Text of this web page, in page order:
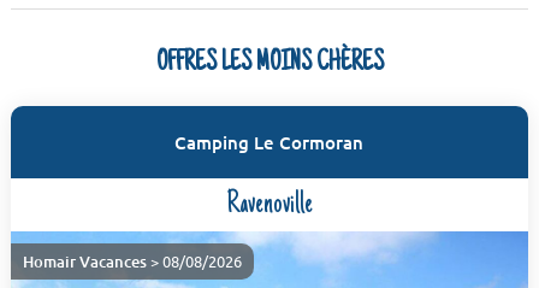
OFFRES LES MOINS CHÈRES
Camping Le Cormoran
Ravenoville
Homair Vacances> 08/08/2026